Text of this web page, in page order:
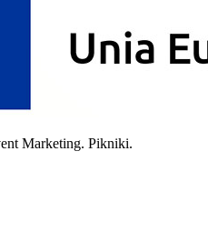
Marketing. Pikniki.